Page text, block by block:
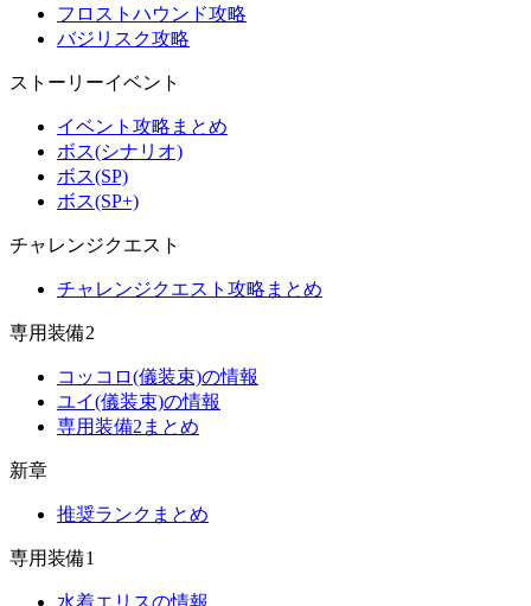
フロストハウンド攻略
バジリスク攻略
ストーリーイベント
イベント攻略まとめ
ボス(シナリオ)
ボス(SP)
ボス(SP+)
チャレンジクエスト
チャレンジクエスト攻略まとめ
専用装備2
コッコロ(儀装束)の情報
ユイ(儀装束)の情報
専用装備2まとめ
新章
推奨ランクまとめ
専用装備1
水着エリスの情報